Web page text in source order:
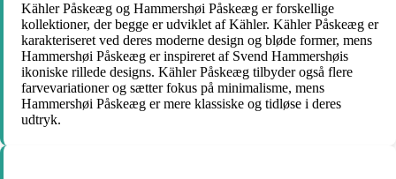
Kähler Påskeæg og Hammershøi Påskeæg er forskellige
kollektioner, der begge er udviklet af Kähler. Kähler Påskeæg er
karakteriseret ved deres moderne design og bløde former, mens
Hammershøi Påskeæg er inspireret af Svend Hammershøis
ikoniske rillede designs. Kähler Påskeæg tilbyder også flere
farvevariationer og sætter fokus på minimalisme, mens
Hammershøi Påskeæg er mere klassiske og tidløse i deres
udtryk.